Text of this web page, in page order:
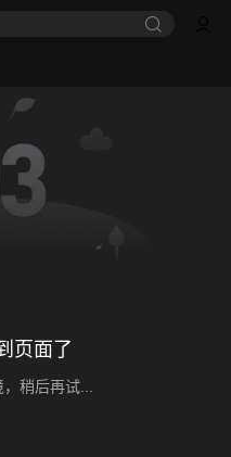
页面了
稍后再试...